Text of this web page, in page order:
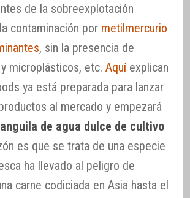
de la sobreexplotación
contaminación por metilmercurio
, sin la presencia de
microplásticos, etc. Aquíexplican
ya está preparada para lanzar
al mercado y empezará
de agua dulce de cultivo
es que se trata de una especie
ha llevado al peligro de
carne codiciada en Asia hasta el